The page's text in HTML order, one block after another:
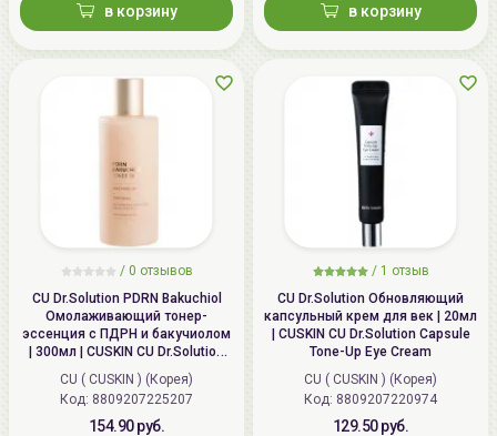
в корзину в корзину
/ 0 отзывов
CU Dr.Solution PDRN Bakuchiol
Омолаживающий тонер-
эссенция с ПДРН и бакучиолом
| 300мл | CUSKIN CU Dr.Solution
PDRN Bakuchiol Toner 100
CU ( CUSKIN ) (Корея)
Код: 8809207225207
154.90 руб.
/ 1 отзыв
CU Dr.Solution Обновляющий
капсульный крем для век | 20мл
| CUSKIN CU Dr.Solution Capsule
Tone-Up Eye Cream
CU ( CUSKIN ) (Корея)
Код: 8809207220974
129.50 руб.